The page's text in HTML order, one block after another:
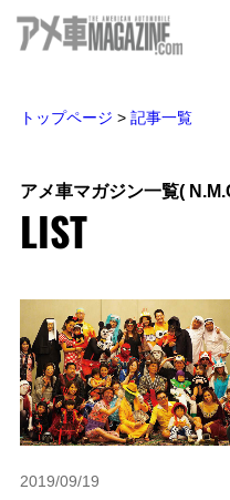
トップページ > 記事一覧
アメ車マガジン一覧(
LIST
2019/09/19